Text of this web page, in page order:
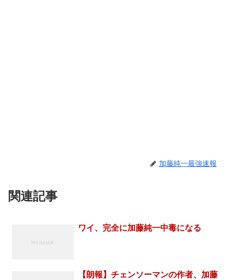
加藤純一最強速報
関連記事
ワイ、完全に加藤純一中毒になる
【朗報】チェンソーマンの作者、加藤